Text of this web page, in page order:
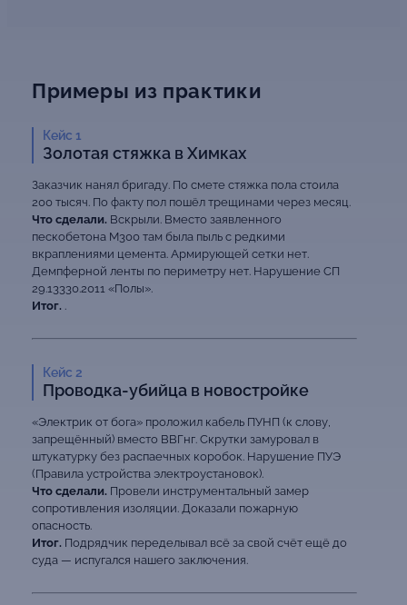
Примеры из практики
Кейс 1
Золотая стяжка в Химках
Заказчик нанял бригаду. По смете стяжка пола стоила
200 тысяч. По факту пол пошёл трещинами через месяц.
Что сделали. Вскрыли. Вместо заявленного
пескобетона М300 там была пыль с редкими
вкраплениями цемента. Армирующей сетки нет.
Демпферной ленты по периметру нет. Нарушение СП
29.13330.2011 «Полы».
Итог.
Кейс 2
Проводка-убийца в новостройке
«Электрик от бога» проложил кабель ПУНП (к слову,
запрещённый) вместо ВВГнг. Скрутки замуровал в
штукатурку без распаечных коробок. Нарушение ПУЭ
(Правила устройства электроустановок).
Что сделали. Провели инструментальный замер
сопротивления изоляции. Доказали пожарную
опасность.
Итог. Подрядчик переделывал всё за свой счёт ещё до
суда — испугался нашего заключения.